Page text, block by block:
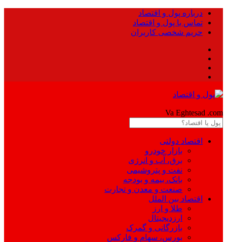
درباره پول و اقتصاد
تماس با پول و اقتصاد
حریم شخصی کاربران
Va Eghtesad .com
اقتصاد دولتی
بازار خودرو
برق، آب و انرژی
نفت و پتروشیمی
بانک، بیمه و بودجه
صنعت و معدن و تجارت
اقتصاد بین الملل
طلا و ارز
ارزدیجیتال
بازرگانی و گمرک
بورس، سهام و فارکس